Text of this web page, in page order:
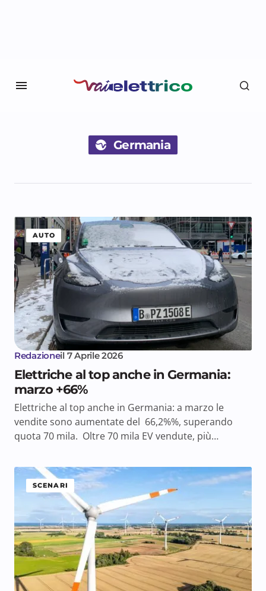
Germania
AUTO
Redazioneil 7 Aprile 2026
Elettriche al top anche in Germania:
marzo +66%
Elettriche al top anche in Germania: a marzo le
vendite sono aumentate del 66,2%%, superando
quota 70 mila. Oltre 70 mila EV vendute, più…
SCENARI